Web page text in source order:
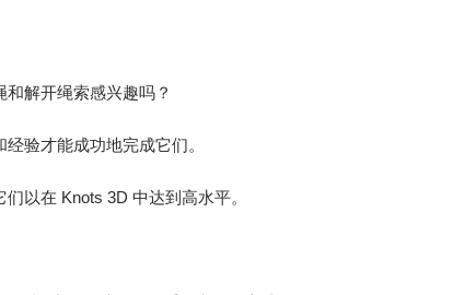
解开绳索感兴趣吗？
验才能成功地完成它们。
以在 Knots 3D 中达到高水平。